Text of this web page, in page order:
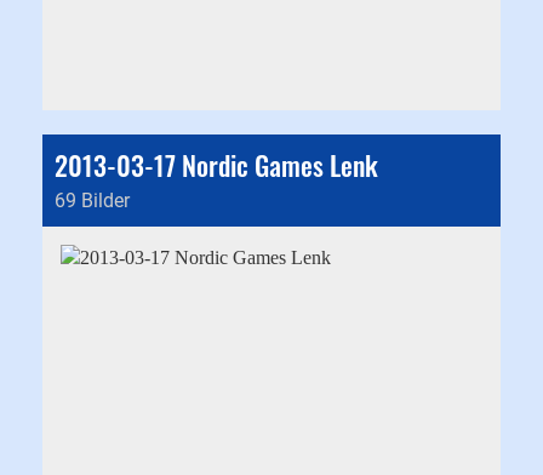
2013-03-17 Nordic Games Lenk
69 Bilder